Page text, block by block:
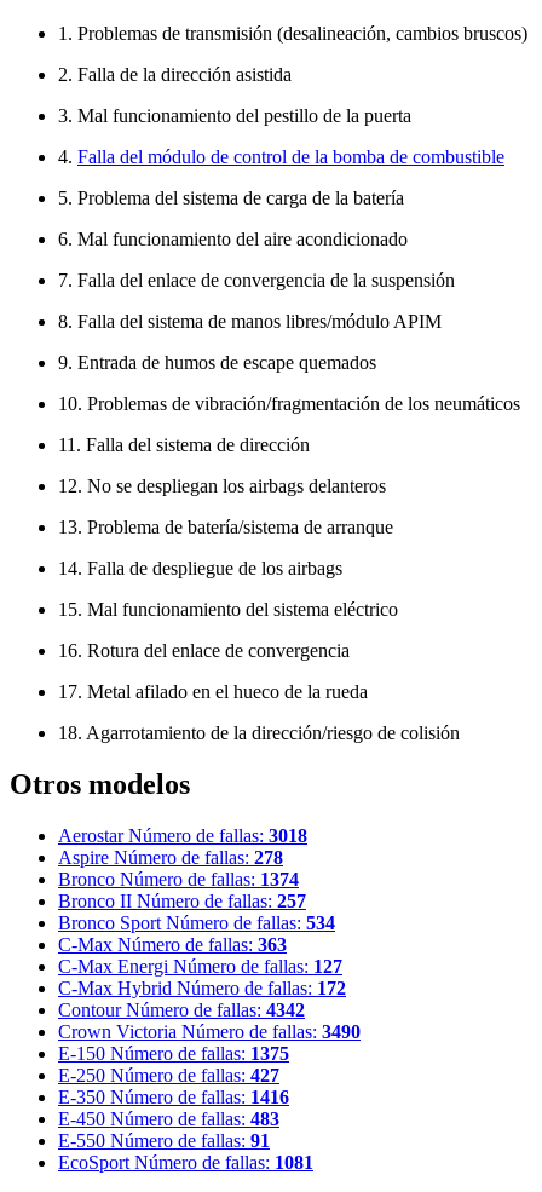
1. Problemas de transmisión (desalineación, cambios bruscos)
2. Falla de la dirección asistida
3. Mal funcionamiento del pestillo de la puerta
4. Falla del módulo de control de la bomba de combustible
5. Problema del sistema de carga de la batería
6. Mal funcionamiento del aire acondicionado
7. Falla del enlace de convergencia de la suspensión
8. Falla del sistema de manos libres/módulo APIM
9. Entrada de humos de escape quemados
10. Problemas de vibración/fragmentación de los neumáticos
11. Falla del sistema de dirección
12. No se despliegan los airbags delanteros
13. Problema de batería/sistema de arranque
14. Falla de despliegue de los airbags
15. Mal funcionamiento del sistema eléctrico
16. Rotura del enlace de convergencia
17. Metal afilado en el hueco de la rueda
18. Agarrotamiento de la dirección/riesgo de colisión
Otros modelos
Aerostar Número de fallas: 3018
Aspire Número de fallas: 278
Bronco Número de fallas: 1374
Bronco II Número de fallas: 257
Bronco Sport Número de fallas: 534
C-Max Número de fallas: 363
C-Max Energi Número de fallas: 127
C-Max Hybrid Número de fallas: 172
Contour Número de fallas: 4342
Crown Victoria Número de fallas: 3490
E-150 Número de fallas: 1375
E-250 Número de fallas: 427
E-350 Número de fallas: 1416
E-450 Número de fallas: 483
E-550 Número de fallas: 91
EcoSport Número de fallas: 1081